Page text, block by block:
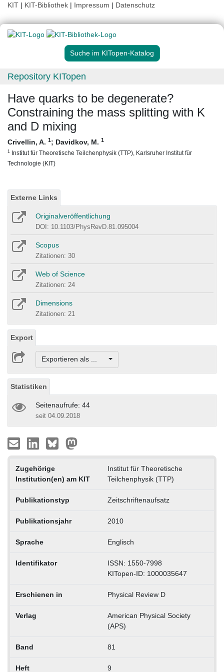
KIT | KIT-Bibliothek | Impressum | Datenschutz
Suche im KITopen-Katalog
Repository KITopen
Have quarks to be degenerate?
Constraining the mass splitting with K
and D mixing
Crivellin, A. 1; Davidkov, M. 1
1 Institut für Theoretische Teilchenphysik (TTP), Karlsruher Institut für
Technologie (KIT)
Externe Links
Originalveröffentlichung
DOI: 10.1103/PhysRevD.81.095004
Scopus
Zitationen: 30
Web of Science
Zitationen: 24
Dimensions
Zitationen: 21
Export
Exportieren als ...
Statistiken
Seitenaufrufe: 44
seit 04.09.2018
Zugehörige
Institution(en) am KIT
Institut für Theoretische
Teilchenphysik (TTP)
Publikationstyp Zeitschriftenaufsatz
Publikationsjahr 2010
Sprache Englisch
Identifikator
ISSN: 1550-7998
KITopen-ID: 1000035647
Erschienen in Physical Review D
Verlag
American Physical Society
(APS)
Band 81
Heft 9